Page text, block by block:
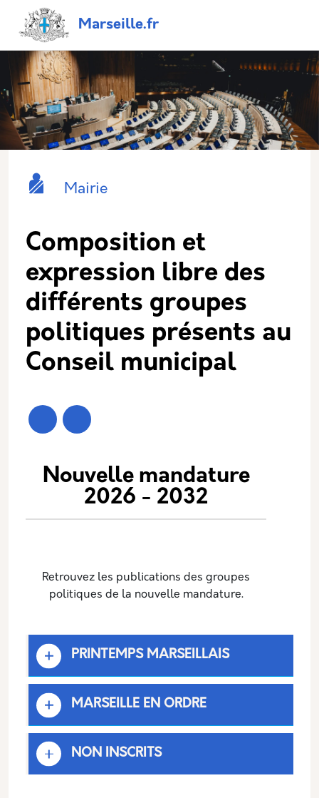
Marseille.fr
Navigation principale
Catégorie principale
IconeNom
Mairie
Composition et
expression libre des
différents groupes
politiques présents au
Conseil municipal
Description
Nouvelle mandature
2026 - 2032
Retrouvez les publications des groupes
politiques de la nouvelle mandature.
PRINTEMPS MARSEILLAIS
MARSEILLE EN ORDRE
NON INSCRITS
Panneau de gestion des cookies